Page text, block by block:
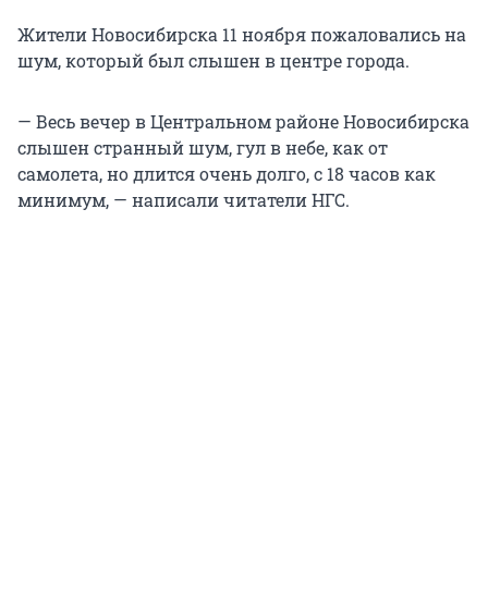
Жители Новосибирска 11 ноября пожаловались на
шум, который был слышен в центре города.
— Весь вечер в Центральном районе Новосибирска
слышен странный шум, гул в небе, как от
самолета, но длится очень долго, с 18 часов как
минимум, — написали читатели НГС.